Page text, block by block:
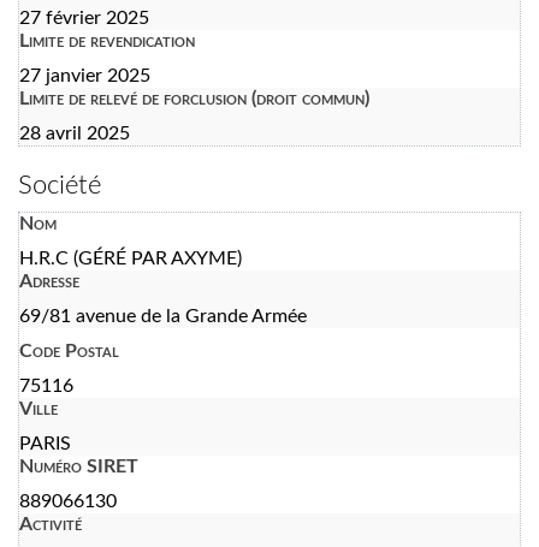
27 février 2025
Limite de revendication
27 janvier 2025
Limite de relevé de forclusion (droit commun)
28 avril 2025
Société
Nom
H.R.C (GÉRÉ PAR AXYME)
Adresse
69/81 avenue de la Grande Armée
Code Postal
75116
Ville
PARIS
Numéro SIRET
889066130
Activité